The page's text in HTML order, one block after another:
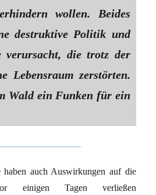
wollen. Beides
destruktive Politik und
verursacht, die trotz der
Lebensraum zerstörten.
Wald ein Funken für ein
auch Auswirkungen auf die
einigen Tagen verließen